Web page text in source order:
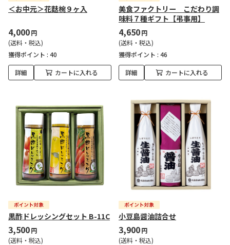
＜お中元＞花麩椀９ヶ入
4,000円
(送料・税込)
獲得ポイント : 40
詳細 カートに入れる
美食ファクトリー こだわり調
味料７種ギフト【弔事用】
4,650円
(送料・税込)
獲得ポイント : 46
詳細 カートに入れる
黒酢ドレッシングセット B-11C
3,500円
(送料・税込)
小豆島醤油詰合せ
3,900円
(送料・税込)